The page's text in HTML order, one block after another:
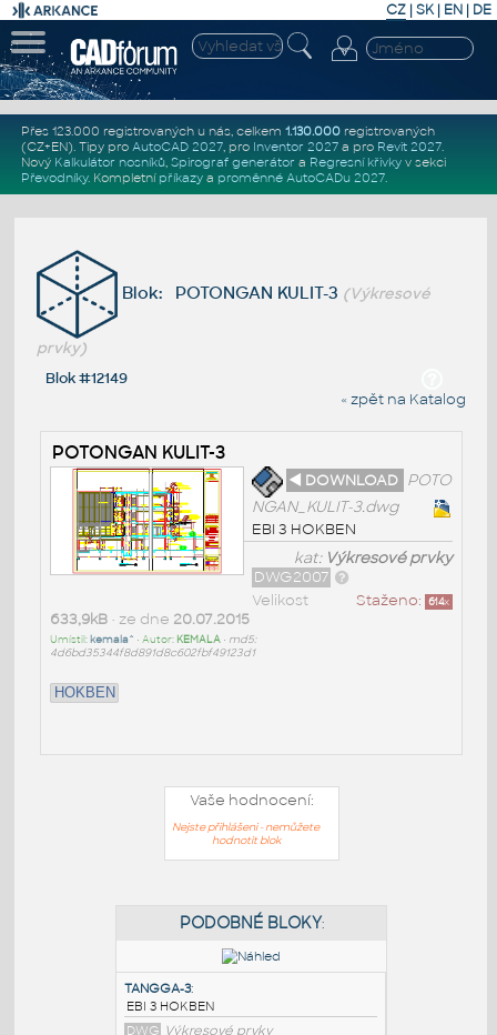
CZ | SK| EN | DE
Přes 123.000 registrovaných u nás, celkem 1.130.000registrovaných
(CZ+EN). Tipy pro AutoCAD 2027, pro Inventor 2027a pro Revit 2027.
Nový Kalkulátor nosníků, Spirograf generátor a Regresní křivkyv sekci
Převodníky. Kompletní příkazya proměnné AutoCADu 2027.
Blok: POTONGAN KULIT-3 (Výkresové
prvky)
Blok #12149
« zpět na Katalog
POTONGAN KULIT-3
◄ DOWNLOAD POTO
NGAN_KULIT-3.dwg
EBI 3 HOKBEN
kat: Výkresové prvky
DWG2007
Staženo: 614x
Velikost
633,9kB• ze dne 20.07.2015
Umístil: kemala^ • Autor: KEMALA• md5:
4d6bd35344f8d891d8c602fbf49123d1
HOKBEN
Vaše hodnocení:
Nejste přihlášeni - nemůžete
hodnotit blok